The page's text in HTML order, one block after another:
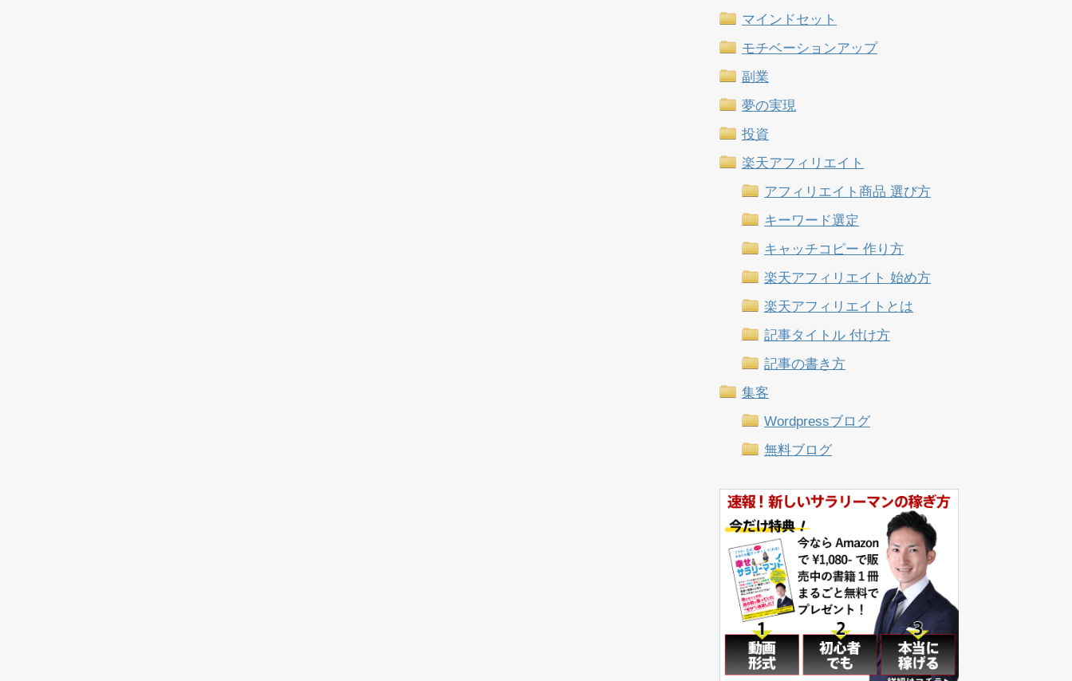
マインドセット
モチベーションアップ
副業
夢の実現
投資
楽天アフィリエイト
アフィリエイト商品 選び方
キーワード選定
キャッチコピー 作り方
楽天アフィリエイト 始め方
楽天アフィリエイトとは
記事タイトル 付け方
記事の書き方
集客
Wordpressブログ
無料ブログ